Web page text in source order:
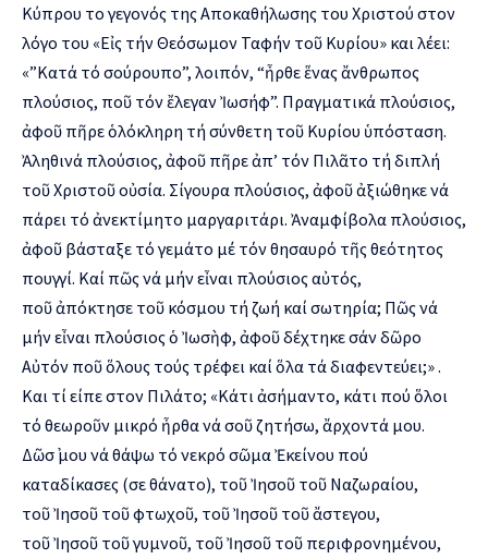
Κύπρου το γεγονός της Αποκαθήλωσης του Χριστού στον
λόγο του «Εἰς τήν Θεόσωμον Ταφήν τοῦ Κυρίου» και λέει:
«”Κατά τό σούρουπο”, λοιπόν, “ἦρθε ἕνας ἄνθρωπος
πλούσιος, ποῦ τόν ἔλεγαν Ἰωσήφ”. Πραγματικά πλούσιος,
ἀφοῦ πῆρε ὁλόκληρη τή σύνθετη τοῦ Κυρίου ὑπόσταση.
Ἀληθινά πλούσιος, ἀφοῦ πῆρε ἀπ’ τόν Πιλᾶτο τή διπλή
τοῦ Χριστοῦ οὐσία. Σίγουρα πλούσιος, ἀφοῦ ἀξιώθηκε νά
πάρει τό ἀνεκτίμητο μαργαριτάρι. Ἀναμφίβολα πλούσιος,
ἀφοῦ βάσταξε τό γεμάτο μέ τόν θησαυρό τῆς θεότητος
πουγγί. Καί πῶς νά μήν εἶναι πλούσιος αὐτός,
ποῦ ἀπόκτησε τοῦ κόσμου τή ζωή καί σωτηρία; Πῶς νά
μήν εἶναι πλούσιος ὁ Ἰωσὴφ, ἀφοῦ δέχτηκε σάν δῶρο
Αὐτόν ποῦ ὅλους τούς τρέφει καί ὅλα τά διαφεντεύει;» .
Και τί είπε στον Πιλάτο; «Κάτι ἀσήμαντο, κάτι πού ὅλοι
τό θεωροῦν μικρό ἦρθα νά σοῦ ζητήσω, ἄρχοντά μου.
Δῶσ᾿ μου νά θάψω τό νεκρό σῶμα Ἐκείνου πού
καταδίκασες (σε θάνατο), τοῦ Ἰησοῦ τοῦ Ναζωραίου,
τοῦ Ἰησοῦ τοῦ φτωχοῦ, τοῦ Ἰησοῦ τοῦ ἄστεγου,
τοῦ Ἰησοῦ τοῦ γυμνοῦ, τοῦ Ἰησοῦ τοῦ περιφρονημένου,